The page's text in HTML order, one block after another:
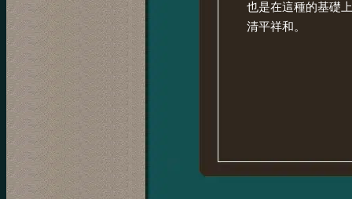
也是在這種的基礎
清平祥和。